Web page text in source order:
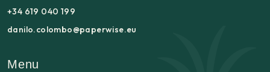
+34 619 040 199
danilo.colombo@paperwise.eu
Menu